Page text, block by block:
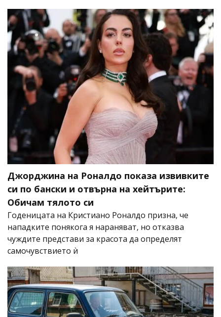
Джорджина на Роналдо показа извивките
си по бански и отвърна на хейтърите:
Обичам тялото си
Годеницата на Кристиано Роналдо призна, че
нападките понякога я нараняват, но отказва
чуждите представи за красота да определят
самочувствието ѝ